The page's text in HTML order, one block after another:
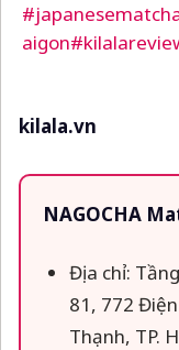
aigon
kilala.vn
NAGOCHA
Địa chỉ:
81, 772
Thạnh, TP.